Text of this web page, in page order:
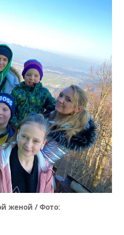
женой / Фото: